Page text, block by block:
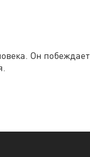
Он побеждает